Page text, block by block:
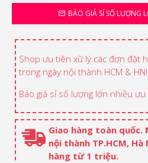
BÁO GIÁ SỈ SỐ LƯỢNG
Shop ưu tiên xữ lý các đơn đặt
trong ngày nội thành HCM & HN!
Báo giá sỉ số lượng lớn nhiều ưu
Giao hàng toàn quốc.
nội thành TP.HCM,
hàng từ 1 triệu.